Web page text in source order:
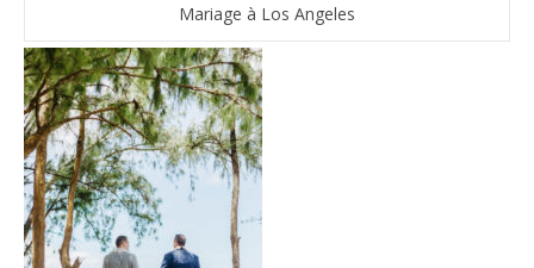
Mariage à Los Angeles